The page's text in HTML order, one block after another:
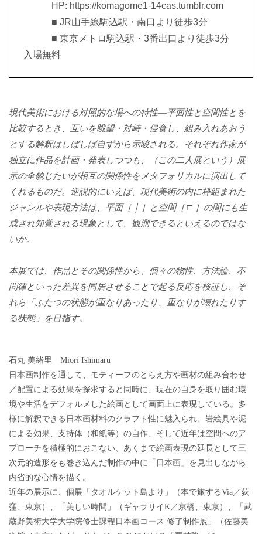
HP: https://komagome1-14cas.tumblr.com
■ JR山手線駒込駅・南口より徒歩3分
■ 東京メトロ駒込駅・3番出口より徒歩3分
入場無料
現代美術における対照的な場への特性―平面性と空間性とを
比較するとき、互いを眺望・対峙・侵食し、組み入れあおう
とする解釈はしばしば自ずから示唆される。それぞれ作家が
独立に作品を計画・発表しつつも、（この二人展という）展
示の全貌じたいが相互の関係性をメタフォリカルに演出して
くれるものだ。逆説的にいえば、現代美術の内に枠組まれた
ジャンルや表現方法は、平面［ ￨ ］と空間［ □ ］の間にも生
成され知覚される現象として、観測できるといえるのではな
いか。
本展では、作品とその関係性から、個々の物性、方法論、不
問律といった差異を同居させることで起る反応を検証し、そ
れら「ふたつの状態が重なりあったり、重なりが壊れたりす
る状態」を目指す。
石丸 美緒里 Miori Ishimaru
日本画制作を通して、モティーフのとらえ方や画材の組み合わせ
／配置による効果を探求すると同時に、現在の自身を取り囲む環
境や生活をデフォルメした絵画として画面上に表現している。多
様に解釈できる日本画材料のクラフト性に魅入られ、岩絵具や泥
による効果、支持体（和紙等）の自作、そして近年は空間へのア
プローチを積極的におこない、あくまで絵画表現の延長として三
次元的造形をも巻き込んだ制作の中に「日本画」を見出しながら
内省的な心情を描く。
近年の展示に、個展「タオルケット島より」（本で旅するVia／荻
窪、東京）、「美しい時間」（ギャラリイK／京橋、東京）、「武
蔵野美術大学大学院修士課程日本画コース 修了制作展」（佐藤美